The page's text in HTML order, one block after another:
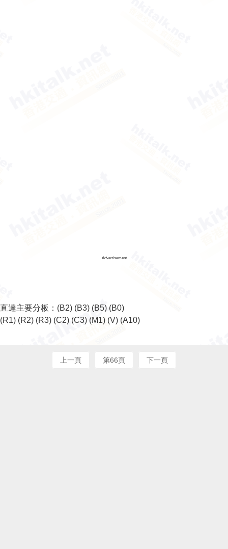
Advertisement
直達主要分板： (B2) (B3) (B5) (B0)
(R1) (R2) (R3) (C2) (C3) (M1) (V) (A10)
上一頁 第66頁 下一頁